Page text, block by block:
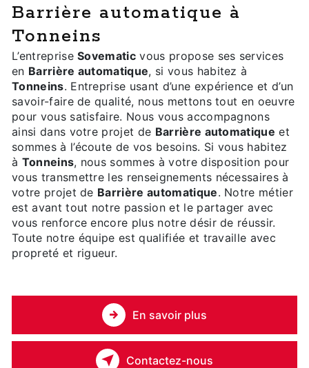
Barrière automatique à
Tonneins
L’entrepriseSovematic vous propose ses services
en Barrière automatique, si vous habitez à
Tonneins. Entreprise usant d’une expérience et d’un
savoir-faire de qualité, nous mettons tout en oeuvre
pour vous satisfaire. Nous vous accompagnons
ainsi dans votre projet de Barrière automatique et
sommes à l’écoute de vos besoins. Si vous habitez
à Tonneins, nous sommes à votre disposition pour
vous transmettre les renseignements nécessaires à
votre projet de Barrière automatique. Notre métier
est avant tout notre passion et le partager avec
vous renforce encore plus notre désir de réussir.
Toute notre équipe est qualifiée et travaille avec
propreté et rigueur.
En savoir plus
Contactez-nous